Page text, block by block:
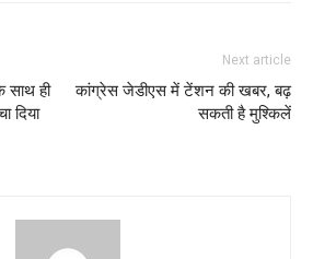
साथ ही
दिया
Next article
कांग्रेस जेडीएस में टेंशन की खबर, बढ़
सकती है मुश्किलें